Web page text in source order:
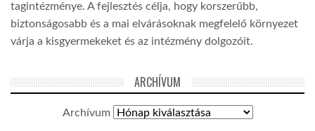
tagintézménye. A fejlesztés célja, hogy korszerűbb,
biztonságosabb és a mai elvárásoknak megfelelő környezet
várja a kisgyermekeket és az intézmény dolgozóit.
ARCHÍVUM
Archívum